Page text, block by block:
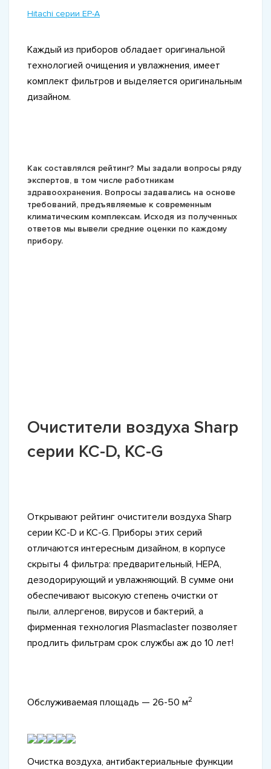
Hitachi серии EP-A
Каждый из приборов обладает оригинальной
технологией очищения и увлажнения, имеет
комплект фильтров и выделяется оригинальным
дизайном.
Как составлялся рейтинг? Мы задали вопросы ряду
экспертов, в том числе работникам
здравоохранения. Вопросы задавались на основе
требований, предъявляемые к современным
климатическим комплексам. Исходя из полученных
ответов мы вывели средние оценки по каждому
прибору.
Очистители воздуха Sharp
серии KC-D, KC-G
Открывают рейтинг очистители воздуха Sharp
серии KC-D и KC-G. Приборы этих серий
отличаются интересным дизайном, в корпусе
скрыты 4 фильтра: предварительный, HEPA,
дезодорирующий и увлажняющий. В сумме они
обеспечивают высокую степень очистки от
пыли, аллергенов, вирусов и бактерий, а
фирменная технология Plasmaclaster позволяет
продлить фильтрам срок службы аж до 10 лет!
Обслуживаемая площадь — 26-50 м2
Очистка воздуха, антибактериальные функции